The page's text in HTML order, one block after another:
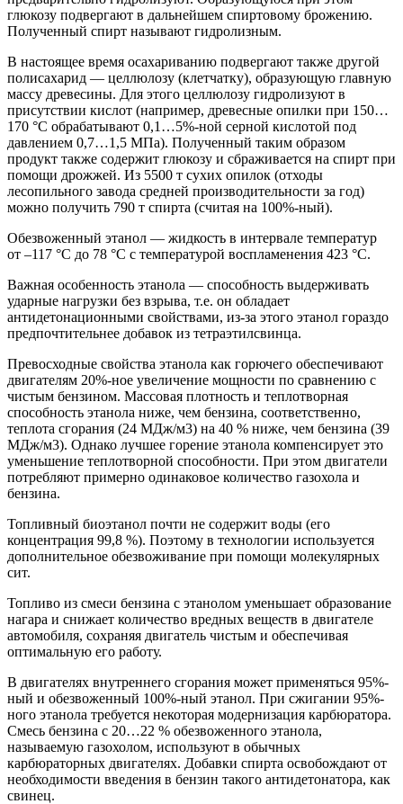
глюкозу подвергают в дальнейшем спиртовому брожению.
Полученный спирт называют гидролизным.
В настоящее время осахариванию подвергают также другой
полисахарид — целлюлозу (клетчатку), образующую главную
массу древесины. Для этого целлюлозу гидролизуют в
присутствии кислот (например, древесные опилки при 150…
170 °С обрабатывают 0,1…5%-ной серной кислотой под
давлением 0,7…1,5 МПа). Полученный таким образом
продукт также содержит глюкозу и сбраживается на спирт при
помощи дрожжей. Из 5500 т сухих опилок (отходы
лесопильного завода средней производительности за год)
можно получить 790 т спирта (считая на 100%-ный).
Обезвоженный этанол — жидкость в интервале температур
от –117 °С до 78 °С с температурой воспламенения 423 °С.
Важная особенность этанола — способность выдерживать
ударные нагрузки без взрыва, т.е. он обладает
антидетонационными свойствами, из-за этого этанол гораздо
предпочтительнее добавок из тетраэтилсвинца.
Превосходные свойства этанола как горючего обеспечивают
двигателям 20%-ное увеличение мощности по сравнению с
чистым бензином. Массовая плотность и теплотворная
способность этанола ниже, чем бензина, соответственно,
теплота сгорания (24 МДж/м3) на 40 % ниже, чем бензина (39
МДж/м3). Однако лучшее горение этанола компенсирует это
уменьшение теплотворной способности. При этом двигатели
потребляют примерно одинаковое количество газохола и
бензина.
Топливный биоэтанол почти не содержит воды (его
концентрация 99,8 %). Поэтому в технологии используется
дополнительное обезвоживание при помощи молекулярных
сит.
Топливо из смеси бензина с этанолом уменьшает образование
нагара и снижает количество вредных веществ в двигателе
автомобиля, сохраняя двигатель чистым и обеспечивая
оптимальную его работу.
В двигателях внутреннего сгорания может применяться 95%-
ный и обезвоженный 100%-ный этанол. При сжигании 95%-
ного этанола требуется некоторая модернизация карбюратора.
Смесь бензина с 20…22 % обезвоженного этанола,
называемую газохолом, используют в обычных
карбюраторных двигателях. Добавки спирта освобождают от
необходимости введения в бензин такого антидетонатора, как
свинец.